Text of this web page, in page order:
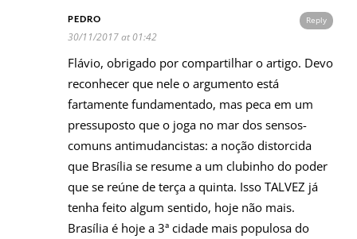
Reply
PEDRO
30/11/2017 at 01:42
Flávio, obrigado por compartilhar o artigo. Devo
reconhecer que nele o argumento está
fartamente fundamentado, mas peca em um
pressuposto que o joga no mar dos sensos-
comuns antimudancistas: a noção distorcida
que Brasília se resume a um clubinho do poder
que se reúne de terça a quinta. Isso TALVEZ já
tenha feito algum sentido, hoje não mais.
Brasília é hoje a 3ª cidade mais populosa do